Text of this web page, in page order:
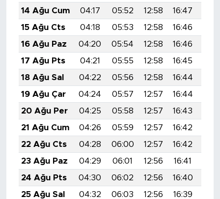
14 Ağu Cum
04:17 05:52 12:58 16:47
15 Ağu Cts
04:18 05:53 12:58 16:46
16 Ağu Paz
04:20 05:54 12:58 16:46
17 Ağu Pts
04:21 05:55 12:58 16:45
18 Ağu Sal
04:22 05:56 12:58 16:44
19 Ağu Çar
04:24 05:57 12:57 16:44
20 Ağu Per
04:25 05:58 12:57 16:43
21 Ağu Cum
04:26 05:59 12:57 16:42
22 Ağu Cts
04:28 06:00 12:57 16:42
23 Ağu Paz
04:29 06:01 12:56 16:41
24 Ağu Pts
04:30 06:02 12:56 16:40
25 Ağu Sal
04:32 06:03 12:56 16:39